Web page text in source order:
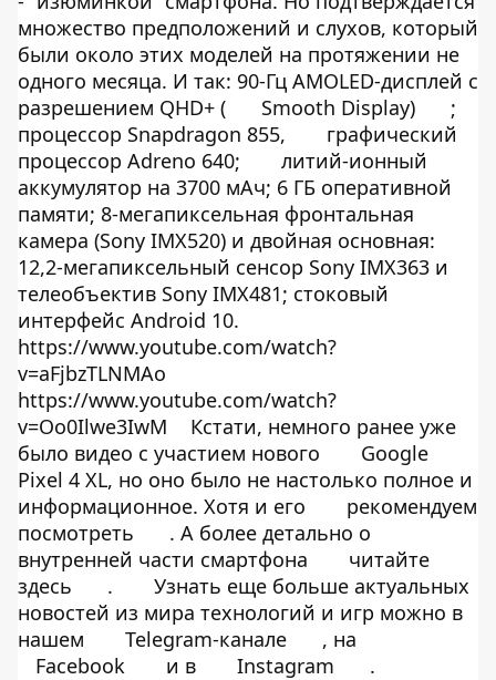
множество предположений и слухов, который
были около этих моделей на протяжении не
одного месяца. И так: 90-Гц AMOLED-дисплей с
разрешением QHD+ (
Smooth Display)
;
процессор Snapdragon 855,
графический
процессор Adreno 640;
литий-ионный
аккумулятор на 3700 мАч; 6 ГБ оперативной
памяти; 8-мегапиксельная фронтальная
камера (Sony IMX520) и двойная основная:
12,2-мегапиксельный сенсор Sony IMX363 и
телеобъектив Sony IMX481; стоковый
интерфейс Android 10.
https://www.youtube.com/watch?
v=aFjbzTLNMAo
https://www.youtube.com/watch?
v=Oo0Ilwe3IwM
Кстати, немного ранее уже
было видео с участием нового
Google
Pixel 4 XL, но оно было не настолько полное и
информационное. Хотя и его
рекомендуем
посмотреть
. А более детально о
внутренней части смартфона
читайте
здесь
.
Узнать еще больше актуальных
новостей из мира технологий и игр можно в
нашем
Telegram-канале
, на
Facebook
и в Instagram .